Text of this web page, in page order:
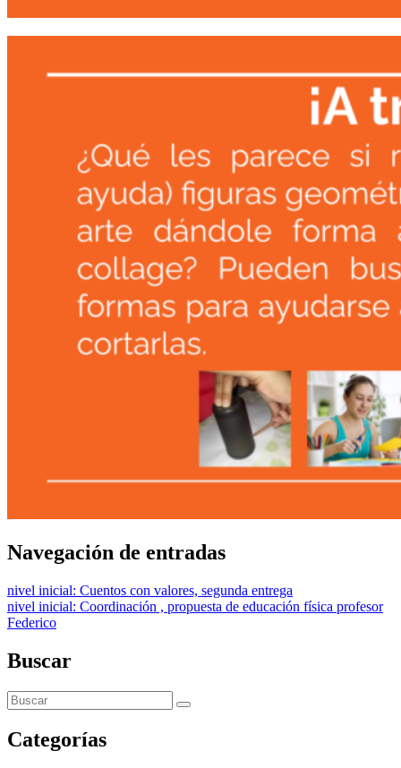
Navegación de entradas
nivel inicial: Cuentos con valores, segunda entrega
nivel inicial: Coordinación , propuesta de educación física profesor
Federico
Buscar
Categorías